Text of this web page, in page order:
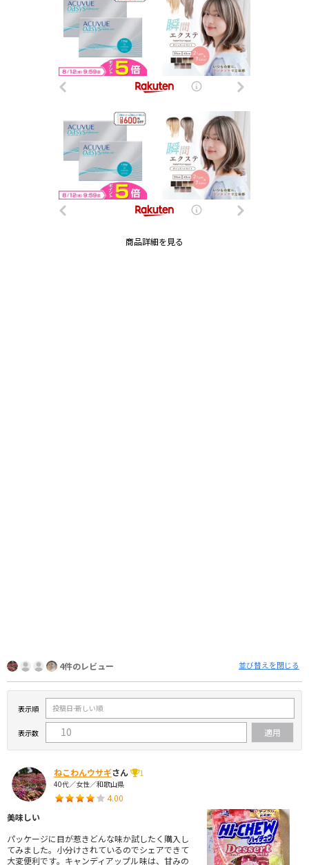
商品詳細を見る
4件のレビュー 並び替えを閉じる
表示順
表示数
ねこわんウサギさん
1
40代／女性／和歌山県
4.00
美味しい
パッケージに目が惹きどんな味か試したく購入し
てみました。小分けされているのでシェアできて
大変便利です。キャンディアップル味は、甘みの